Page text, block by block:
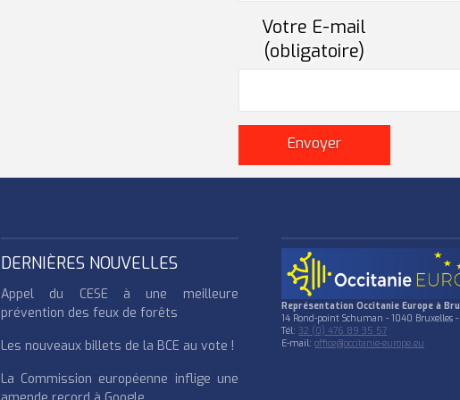
Votre E-mail
(obligatoire)
DERNIÈRES NOUVELLES
Appel du CESE à une meilleure
prévention des feux de forêts
Les nouveaux billets de la BCE au vote !
La Commission européenne inflige une
Représentation Occitanie Europe à
14 Rond-point Schuman - 1040 Bruxelles
Tél:32 (0) 476 89 35 57
E-mail:office@occitanie-europe.eu